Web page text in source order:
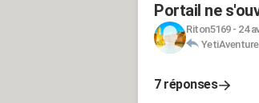
Portail ne
Riton5169- 24
7 réponses